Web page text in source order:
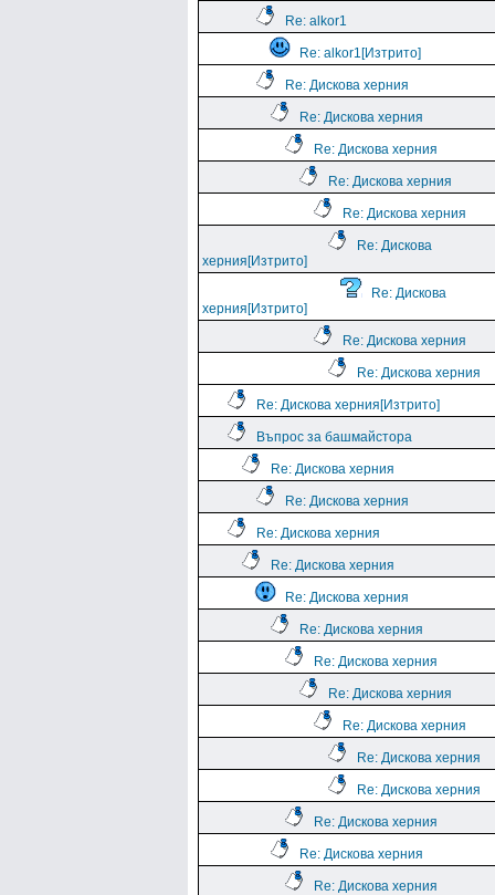
Re: alkor1
Re: alkor1[Изтрито]
Re: Дискова херния
Re: Дискова херния
Re: Дискова херния
Re: Дискова херния
Re: Дискова херния
Re: Дискова
херния[Изтрито]
Re: Дискова
херния[Изтрито]
Re: Дискова херния
Re: Дискова херния
Re: Дискова херния[Изтрито]
Въпрос за башмайстора
Re: Дискова херния
Re: Дискова херния
Re: Дискова херния
Re: Дискова херния
Re: Дискова херния
Re: Дискова херния
Re: Дискова херния
Re: Дискова херния
Re: Дискова херния
Re: Дискова херния
Re: Дискова херния
Re: Дискова херния
Re: Дискова херния
Re: Дискова херния